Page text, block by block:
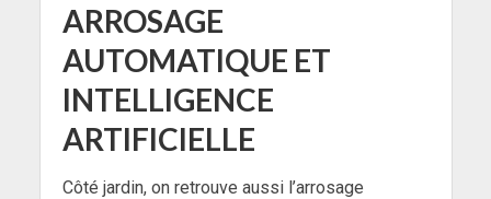
ARROSAGE
AUTOMATIQUE ET
INTELLIGENCE
ARTIFICIELLE
Côté jardin, on retrouve aussi l’arrosage